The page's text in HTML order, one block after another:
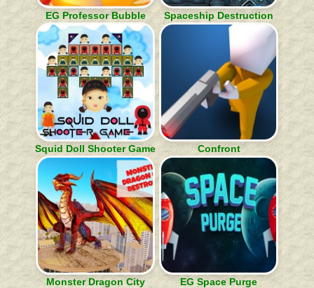
EG Professor Bubble Spaceship Destruction
Squid Doll Shooter Game Confront
Monster Dragon City EG Space Purge